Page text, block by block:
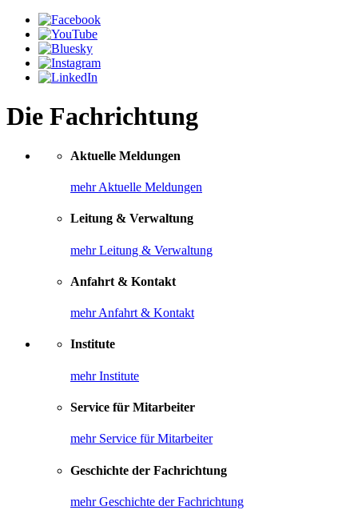
Die Fachrichtung
Aktuelle Meldungen
mehr Aktuelle Meldungen
Leitung & Verwaltung
mehr Leitung & Verwaltung
Anfahrt & Kontakt
mehr Anfahrt & Kontakt
Institute
mehr Institute
Service für Mitarbeiter
mehr Service für Mitarbeiter
Geschichte der Fachrichtung
mehr Geschichte der Fachrichtung